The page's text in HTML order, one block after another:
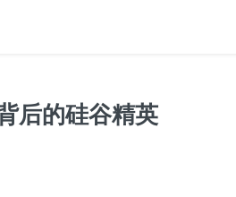
后的硅谷精英